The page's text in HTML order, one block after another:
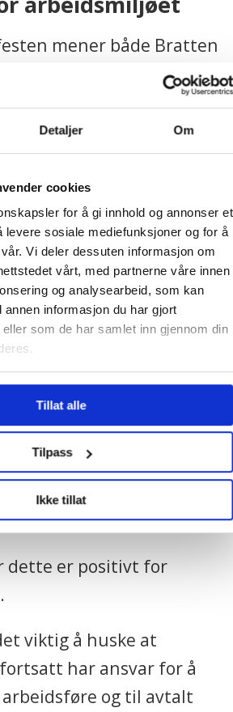
Detaljer Om
cookies
for å gi innhold og annonser et
levere sosiale mediefunksjoner og for å
Vi deler dessuten informasjon om
vårt, med partnerne våre innen
og analysearbeid, som kan
annen informasjon du har gjort
som de har samlet inn gjennom din
Tillat alle
Tilpass
Ikke tillat
mener både Bratten
arbeidsplasser vil samles
dette er et tema, og
blir litt lengre, hvis det
arbeidet, sier Bratten.
iveren til og med
jobber bedre.
entusiasme hvis vi går
og semifinale, at vi
til å gi enda mer på jobb,
til at det faktisk er folk
blir å komme så langt i
dette er positivt for
viktig å huske at
har ansvar for å
og til avtalt